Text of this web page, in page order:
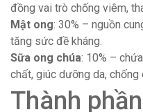
đồng vai trò chống viêm,
Mật ong: 30% – nguồn
tăng sức đề kháng.
Sữa ong chúa: 10% –
chất, giúc dưỡng da, chống
Thành